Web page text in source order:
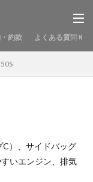
約款 よくある質問
C）、サイドバッグ
いエンジン、排気